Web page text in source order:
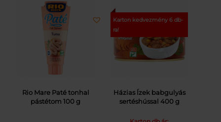
Rio Mare Paté tonhal
pástétom 100 g
Házias Ízek babgulyás
sertéshússal 400 g